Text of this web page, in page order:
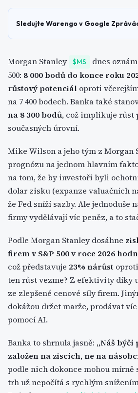
Sledujte Warengo v Google
Morgan Stanley $MS
dnes
500: 8 000 bodů do konce roku
růstový potenciál oproti
na 7 400 bodech. Banka také
na 8 300 bodů, což implikuje růst
současných úrovní.
Mike Wilson a jeho tým z Morgan
prognózu na jednom hlavním
na tom, že by investoři byli
dolar zisku (expanze valuačních
že Fed sníží sazby. Ale jednoduše
firmy vydělávají víc peněz, a to
Podle Morgan Stanley dosáhne
firem v S&P 500 v roce 2026
což představuje 23% nárůst
ten růst vezme? Z efektivity díky
ze zlepšené cenové síly firem.
dokážou držet marže, prodávat
pomocí AI.
Banka to shrnula jasně: „Náš
založen na ziscích, ne na
podle nich dokonce mohou mírně
trh už nepočítá s rychlým